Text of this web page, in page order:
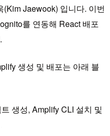
Jaewook) 입니다. 이번
를 연동해 React 배포
생성 및 배포는 아래 블
생성, Amplify CLI 설치 및